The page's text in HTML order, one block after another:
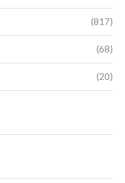
(817)
(68)
(20)